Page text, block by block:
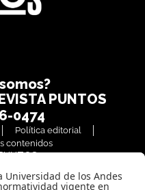
PUNTOS
0474
Política editorial
contenidos